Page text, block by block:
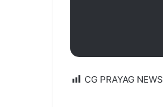
CG PRAYAG NEWS